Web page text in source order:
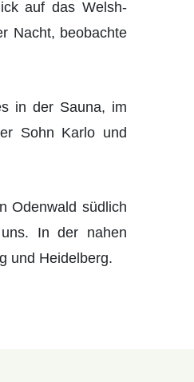
auf das Welsh-
Nacht, beobachte
in der Sauna, im
Sohn Karlo und
Odenwald südlich
In der nahen
und Heidelberg.